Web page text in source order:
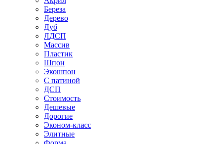
Береза
Дерево
Дуб
ЛДСП
Массив
Пластик
Шпон
Экошпон
С патиной
ДСП
Стоимость
Дешевые
Дорогие
Эконом-класс
Элитные